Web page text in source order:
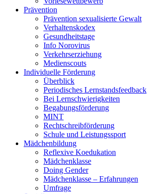
Prävention
Prävention sexualisierte Gewalt
Verhaltenskodex
Gesundheitstage
Info Norovirus
Verkehrserziehung
Medienscouts
Individuelle Förderung
Überblick
Periodisches Lernstandsfeedback
Bei Lernschwierigkeiten
Begabungsförderung
MINT
Rechtschreibförderung
Schule und Leistungssport
Mädchenbildung
Reflexive Koedukation
Mädchenklasse
Doing Gender
Mädchenklasse – Erfahrungen
Umfrage